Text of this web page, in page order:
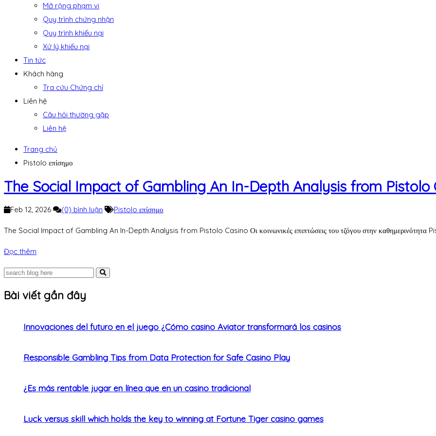
Mở rộng phạm vi
Quy trình chứng nhận
Quy trình khiếu nại
Xử lý khiếu nại
Tin tức
Khách hàng
Tra cứu Chứng chỉ
Liên hệ
Câu hỏi thường gặp
Liên hệ
Trang chủ
Pistolo επίσημο
The Social Impact of Gambling An In-Depth Analysis from Pistolo
Feb 12, 2026 (0) bình luận Pistolo επίσημο
The Social Impact of Gambling An In-Depth Analysis from Pistolo Casino Οι κοινωνικές επιπτώσεις του τζόγου στην καθημερινότητα
Đọc thêm
Bài viết gần đây
Innovaciones del futuro en el juego ¿Cómo casino Aviator transformará los casinos
Responsible Gambling Tips from Data Protection for Safe Casino Play
¿Es más rentable jugar en línea que en un casino tradicional
Luck versus skill which holds the key to winning at Fortune Tiger casino games